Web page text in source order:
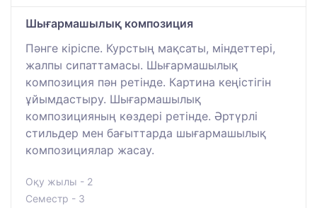
Шығармашылық композиция
Пәнге кіріспе. Курстың мақсаты, міндеттері,
жалпы сипаттамасы. Шығармашылық
композиция пән ретінде. Картина кеңістігін
ұйымдастыру. Шығармашылық
композицияның көздері ретінде. Әртүрлі
стильдер мен бағыттарда шығармашылық
композициялар жасау.
Оқу жылы - 2
Семестр - 3